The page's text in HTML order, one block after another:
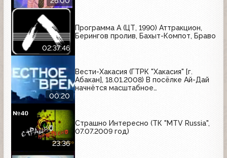
02:37:46
Программа А (ЦТ, 1990) Аттракцион,
Берингов пролив, Бахыт-Компот, Браво
00:20
Вести-Хакасия (ГТРК "Хакасия" [г.
Абакан], 18.01.2008) В посёлке Ай-Дай
начнётся масштабное
23:36
Страшно Интересно (ТК "MTV Russia",
07.07.2009 год)